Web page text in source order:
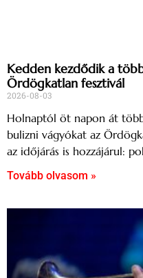
Kedden kezdődik a
Ördögkatlan fesztivál
2026-08-03
Holnaptól öt napon át
bulizni vágyókat az
az időjárás is hozzájárul:
Tovább olvasom »